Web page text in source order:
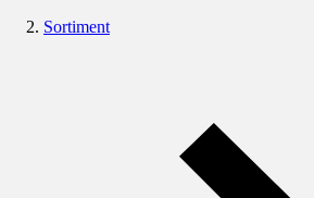
Sortiment